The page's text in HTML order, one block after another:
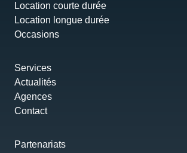
Location courte durée
Location longue durée
Occasions
Services
Actualités
Agences
Contact
Partenariats